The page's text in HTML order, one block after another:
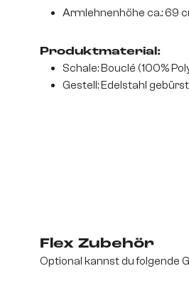
Armlehnenhöhe ca.: 69
Produktmaterial:
Schale: Bouclé (100%
Gestell: Edelstahl
Flex Zubehör
Optional kannst du folgende